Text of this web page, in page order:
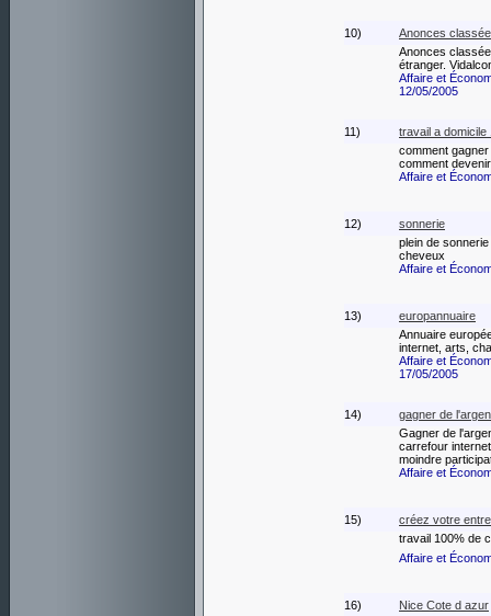
10)
Anonces
Anonces
étranger.
Affaire et
12/05/2005
11)
travail a domicile
comment
comment
Affaire et
12)
sonnerie
plein de
cheveux
Affaire et
13)
europannuaire
Annuaire
internet, arts,
Affaire et
17/05/2005
14)
gagner de
Gagner de
carrefour
moindre
Affaire et
15)
créez votre
travail 100% de
Affaire et
16)
Nice Cote d azur